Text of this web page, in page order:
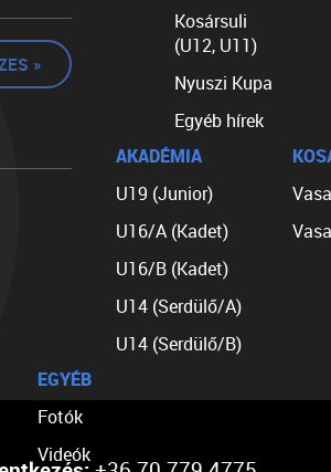
»
Kosársuli
(U12, U11)
Nyuszi Kupa
Egyéb hírek
AKADÉMIA
U19 (Junior)
U16/A (Kadet)
U16/B (Kadet)
U14 (Serdülő/A)
U14 (Serdülő/B)
EGYÉB
Fotók
Videók